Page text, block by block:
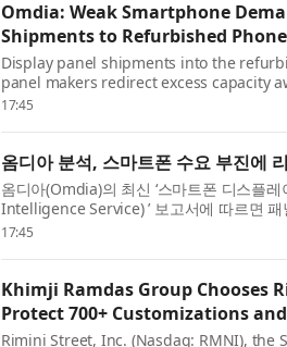
Omdia: Weak Smartphone
Shipments to Refurbished
Display panel shipments into the
panel makers redirect excess capacity
manufacturers, according to Omdia’s
17:45
옴디아 분석, 스마트폰 수요 부진에
옴디아(Omdia)의 최신 ‘스마트폰 디스플
Intelligence Service) ’ 보고서에 따르면
여 생산 능력을 리퍼비시 스마트폰 시장으
17:45
Khimji Ramdas Group Chooses
Protect 700+ Customizations
Rimini Street, Inc. (Nasdaq: RMNI), the